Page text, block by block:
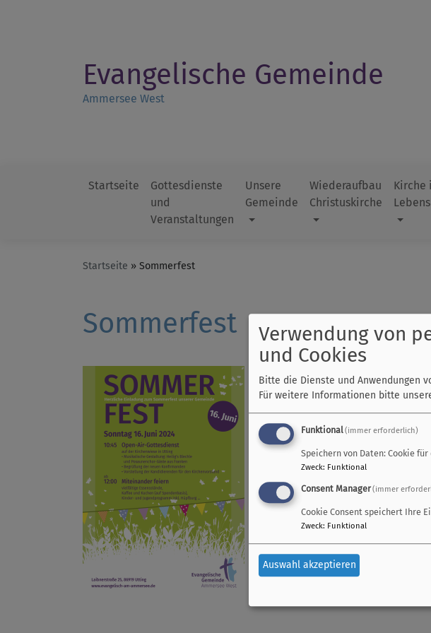
Evangelische Gemeinde
Ammersee West
Hauptnavigation
Startseite
Gottesdienste
und
Veranstaltungen
Unsere
Gemeinde
Wiederaufbau
Christuskirche
Kirche
Startseite Sommerfest
Sommerfest
Herzliche Einladung zum
Es musiziert unser Posaunenchor
Die Konfirmanden und die
Im Anschluss gibt es vielfältige
Kinder können sich im
Verwendung von
und Cookies
Bitte die Dienste und Anwendungen
Für weitere Informationen bitte
Funktional(immer erforderlich)
Speichern von Daten: Cookie
Zweck: Funktional
Consent Manager(immer
Cookie Consent speichert Ihre
Zweck: Funktional
Auswahl akzeptieren